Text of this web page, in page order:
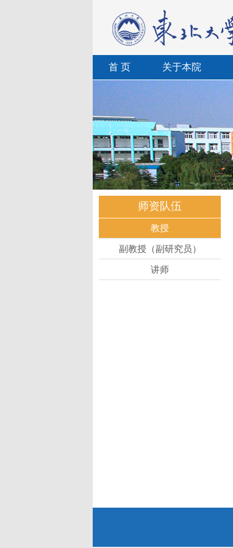
首 页 关于本院
师资队伍
教授
副教授（副研究员）
讲师